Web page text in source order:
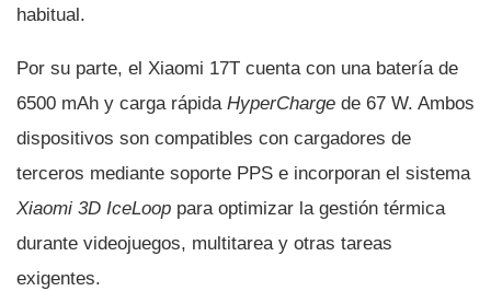
habitual.
Por su parte, el Xiaomi 17T cuenta con una batería de
6500 mAh y carga rápida HyperCharge de 67 W. Ambos
dispositivos son compatibles con cargadores de
terceros mediante soporte PPS e incorporan el sistema
Xiaomi 3D IceLoop para optimizar la gestión térmica
durante videojuegos, multitarea y otras tareas
exigentes.